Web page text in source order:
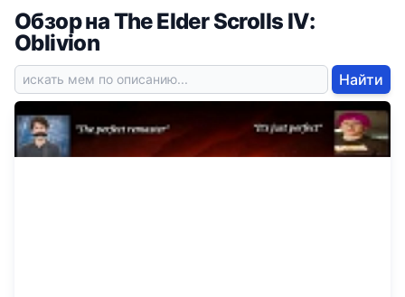
Обзор на The Elder Scrolls IV:
Oblivion
Найти